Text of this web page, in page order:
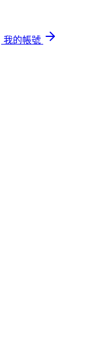
我的帳號